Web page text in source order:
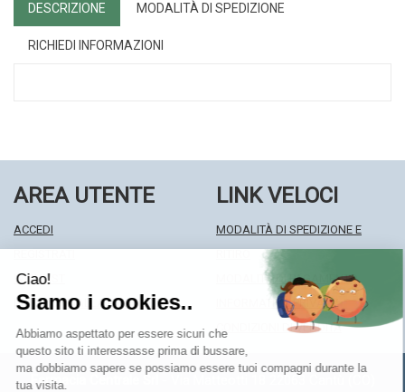
DESCRIZIONE MODALITÀ DI SPEDIZIONE
RICHIEDI INFORMAZIONI
AREA UTENTE
ACCEDI
WISHLIST
ISCRIZIONE ALLA NEWSLETTER
LINK VELOCI
MODALITÀ DI SPEDIZIONE E
MODALITÀ DI PAGAMENTO
INFORMATIVA PRIVACY
CONDIZIONI DI VENDITA
Farmacia Centrale Srl